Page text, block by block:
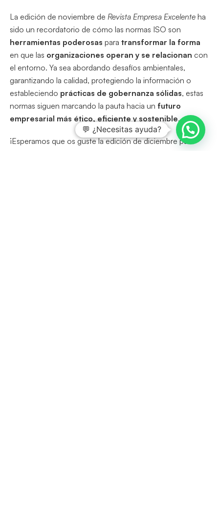
La edición de noviembre de Revista Empresa Excelente ha
sido un recordatorio de cómo las normas ISO son
herramientas poderosas para transformar la forma
en que las organizaciones operan y se relacionan con
el entorno. Ya sea abordando desafíos ambientales,
garantizando la calidad, protegiendo la información o
estableciendo prácticas de gobernanza sólidas, estas
normas siguen marcando la pauta hacia un futuro
empresarial más ético, eficiente y sostenible.
¡Esperamos que os guste la edición de diciembre para
💬 ¿Necesitas ayuda?